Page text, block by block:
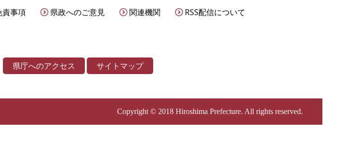
責事項 県政へのご意見 関連機関 RSS配信について
県庁へのアクセス サイトマップ
Copyright © 2018 Hiroshima Prefecture. All rights reserved.